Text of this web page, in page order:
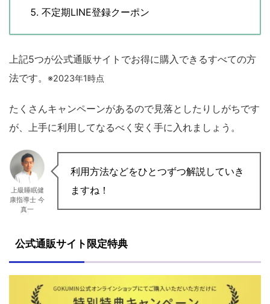
不定期LINE登録クーポン
上記5つが公式通販サイトでお得に購入できるすべての方
法です。 ※2023年1時点
たくさんキャンペーンがあるので見落としたりしがちです
が、上手に利用してなるべく安く手に入れましょう。
上級睡眠健
康指導士 今
真一
利用方法などをひとつずつ解説していき
ますね！
公式通販サイト限定特典